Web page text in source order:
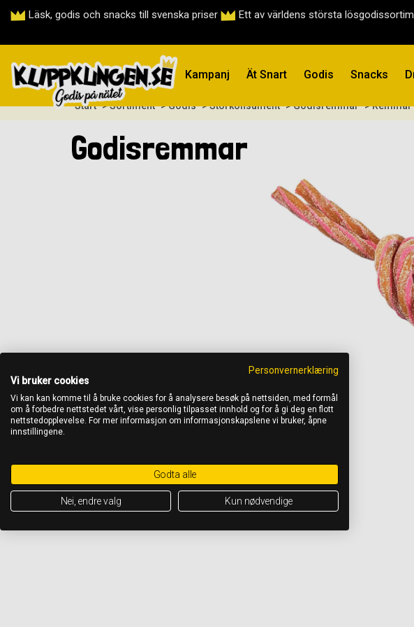
Läsk, godis och snacks till svenska priser Ett av världens största
Kampanj Ät Snart Godis Snacks
Start > Sortiment > Godis > Storkonsument > Godisremmar >
Godisremmar
Personvernerklæring
Vi bruker cookies
Vi kan kan komme til å bruke cookies for å analysere besøk på nettsiden, med formål
om å forbedre nettstedet vårt, vise personlig tilpasset innhold og for å gi deg en flott
nettstedopplevelse. For mer informasjon om informasjonskapslene vi bruker, åpne
innstillingene.
Godta alle
Nei, endre valg Kun nødvendige